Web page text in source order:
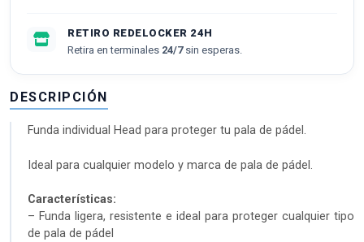
RETIRO REDELOCKER 24H
Retira en terminales 24/7sin esperas.
DESCRIPCIÓN
Funda individual Head para proteger tu pala de pádel.
Ideal para cualquier modelo y marca de pala de pádel.
Características:
– Funda ligera, resistente e ideal para proteger cualquier tipo
de pala de pádel